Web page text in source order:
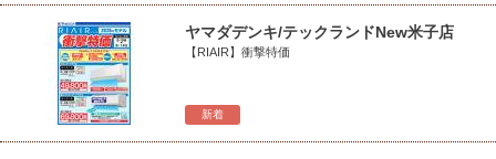
新着
ヤマダデンキ/テックランドNew米子店
【RIAIR】衝撃特価